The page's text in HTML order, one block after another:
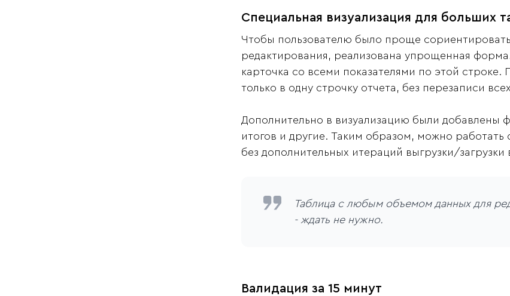
Специальная визуализация для больших
Чтобы пользователю было проще
редактирования, реализована упрощенная
карточка со всеми показателями по этой строке.
только в одну строчку отчета, без перезаписи
Дополнительно в визуализацию были добавлены
итогов и другие. Таким образом, можно
без дополнительных итераций выгрузки/
Таблица с любым объемом данных для
- ждать не нужно.
Валидация за 15 минут